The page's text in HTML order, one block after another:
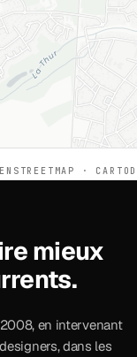
·
mieux
en intervenant
dans les